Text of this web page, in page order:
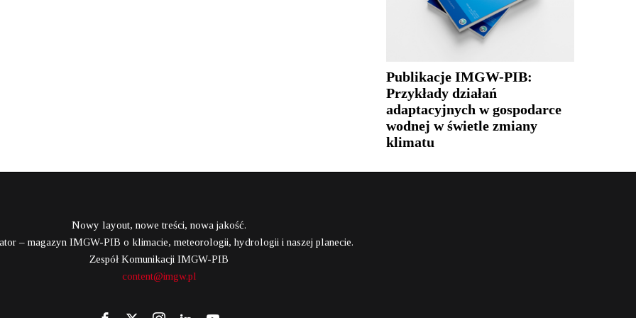
Publikacje IMGW-PIB:
Przykłady działań
adaptacyjnych w gospodarce
wodnej w świetle zmiany
klimatu
Nowy layout, nowe treści, nowa jakość.
– magazyn IMGW-PIB o klimacie, meteorologii, hydrologii i naszej planecie.
Zespół Komunikacji IMGW-PIB
content@imgw.pl